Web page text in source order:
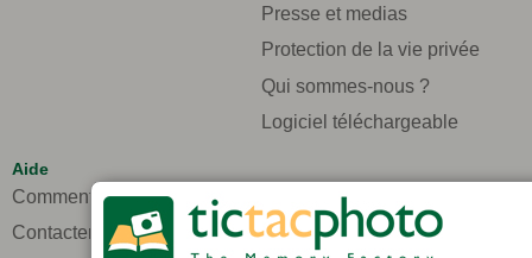
Presse et medias
Protection de la vie privée
Qui sommes-nous ?
Logiciel téléchargeable
Aide
Comment ça marche?
Contacter le support